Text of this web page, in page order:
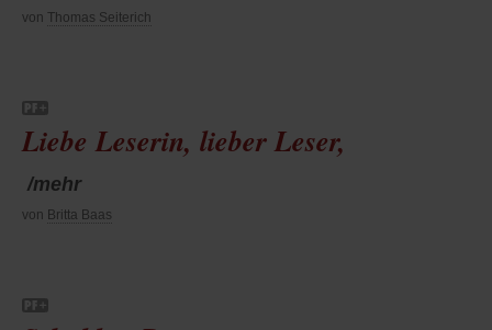
von Thomas Seiterich
Liebe Leserin, lieber Leser,
/mehr
von Britta Baas